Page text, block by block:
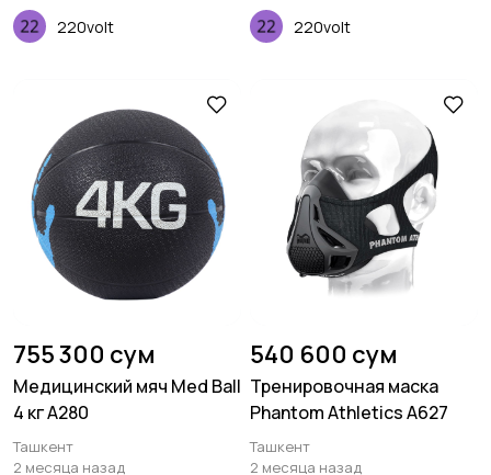
220volt 220volt
755 300 сум
Медицинский мяч Med Ball
4 кг A280
Ташкент
2 месяца назад
540 600 сум
Тренировочная маска
Phantom Athletics A627
Ташкент
2 месяца назад